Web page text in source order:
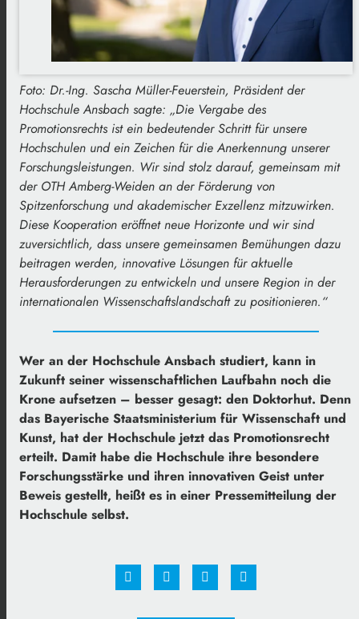
Foto: Dr.-Ing. Sascha Müller-Feuerstein, Präsident der
Hochschule Ansbach sagte: „Die Vergabe des
Promotionsrechts ist ein bedeutender Schritt für unsere
Hochschulen und ein Zeichen für die Anerkennung unserer
Forschungsleistungen. Wir sind stolz darauf, gemeinsam mit
der OTH Amberg-Weiden an der Förderung von
Spitzenforschung und akademischer Exzellenz mitzuwirken.
Diese Kooperation eröffnet neue Horizonte und wir sind
zuversichtlich, dass unsere gemeinsamen Bemühungen dazu
beitragen werden, innovative Lösungen für aktuelle
Herausforderungen zu entwickeln und unsere Region in der
internationalen Wissenschaftslandschaft zu positionieren.“
Wer an der Hochschule Ansbach studiert, kann in
Zukunft seiner wissenschaftlichen Laufbahn noch die
Krone aufsetzen – besser gesagt: den Doktorhut. Denn
das Bayerische Staatsministerium für Wissenschaft und
Kunst, hat der Hochschule jetzt das Promotionsrecht
erteilt. Damit habe die Hochschule ihre besondere
Forschungsstärke und ihren innovativen Geist unter
Beweis gestellt, heißt es in einer Pressemitteilung der
Hochschule selbst.